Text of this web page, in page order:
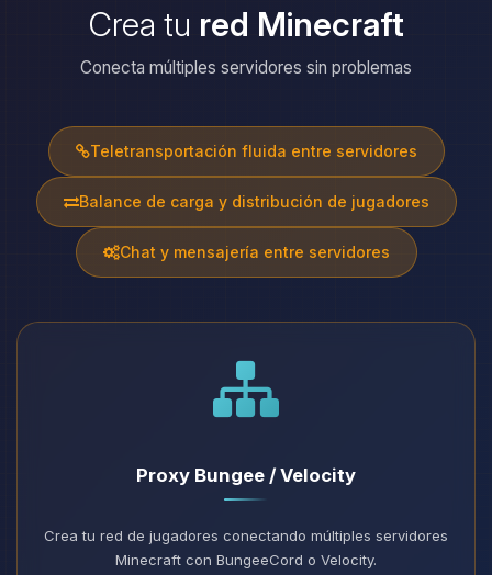
Crea tu red Minecraft
Conecta múltiples servidores sin problemas
Teletransportación fluida entre servidores
Balance de carga y distribución de jugadores
Chat y mensajería entre servidores
Proxy Bungee / Velocity
Crea tu red de jugadores conectando múltiples servidores
Minecraft con BungeeCord o Velocity.